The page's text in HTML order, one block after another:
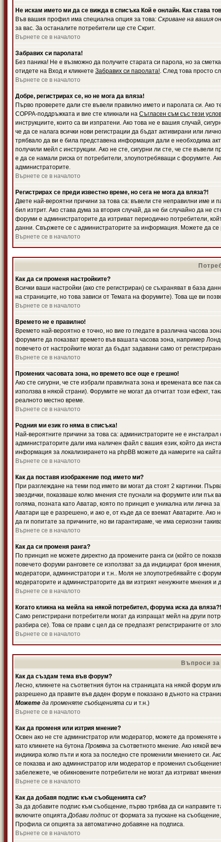
Не искам името ми да се вижда в списъка Кой е онлайн. Как става
Във вашия профил има специална опция за това: Скриване на вашия
за вас. За останалите потребители ще сте Скрит.
Върнете се в началото
Забравих си паролата!
Без паника! Не е възможно да получите старата си парола, но за
отидете на Вход и кликнете Забравих си паролата!. След това просто
Върнете се в началото
Добре, регистрирах се, но не мога да вляза!
Първо проверете дали сте въвели правилно името и паролата си. Ако
COPPA-поддръжката и вие сте кликнали на Съгласен съм със тези
инструкциите, които са ви изпратени. Ако това не е вашия случай,
че да се налага всички нови регистрации да бъдат активирани или
трябвало да ви е била представена информация дали е необходима
получили мейл с инструкции. Ако не сте, сигурни ли сте, че сте
е да се намали риска от потребители, злоупотребяващи с форумите.
администраторите.
Върнете се в началото
Регистрирах се преди известно време, но сега не мога да вляза?!
Двете най-вероятни причини за това са: въвели сте неправилни име и
бил изтрит. Ако става дума за втория случай, да не би случайно да
форуми е администраторите да изтриват периодично потребители,
данни. Свържете се с администраторите за информация. Можете да се
Върнете се в началото
Как да си променя настройките?
Всички ваши настройки (ако сте регистриран) се съхраняват в база
на страниците, но това зависи от Темата на форумите). Това ще ви
Върнете се в началото
Времето не е правилно!
Времето най-вероятно е точно, но вие го гледате в различна часова
форумите да показват времето във вашата часова зона, например
повечето от настройките могат да бъдат задавани само от
Върнете се в началото
Промених часовата зона, но времето все още е грешно!
Ако сте сигурни, че сте избрали правилната зона и времената все
използва в някой страни). Форумите не могат да отчитат този ефект,
реалното местно време.
Върнете се в началото
Родния ми език го няма в списъка!
Най-вероятните причини за това са: администраторите не е
администраторите дали има наличен файл с вашия език, който да
информация за локализирането на phpBB можете да намерите на
Върнете се в началото
Как да поставя изображение под името ми?
При разглеждане на теми под името ви могат да стоят 2 картинки.
звездички, показваше колко мнения сте пуснали на форумите или пък
голяма, позната като Аватар, която по принцип е уникална или лична
Аватари ще е разрешено, и ако е, от къде да се вземат Аватарите.
да ги попитате за причините, но ви гарантираме, че има сериозни
Върнете се в началото
Как да си променя ранга?
По принцип не можете директно да промените ранга си (който се
повечето форуми ранговете се използват за да индицират броя
модератори, администратори и т.н.. Моля не злоупотребявайте с
модераторите и администраторите да ви изтрият ненужните мнения и
Върнете се в началото
Когато кликна на мейла на някой потребител, форума иска да вляза?!
Само регистрирани потребители могат да изпращат мейл на други
разбира се). Това се прави с цел да се предпазят регистрираните от
Върнете се в началото
Въпроси
Как да създам тема във форум?
Лесно, кликнете на съответния бутон на страницата на някой форум
разрешено да правите във даден форум е показано в дъното на
Можете да променяте съобщенията си и т.н.)
Върнете се в началото
Как да променя или изтрия мнение?
Освен ако не сте администратор или модератор, можете да
като кликнете на бутона Промяна за съответното мнение. Ако някой
индикира колко пъти и кога за последно сте променили мнението си.
се показва и ако администратор или модератор е променил
забележете, че обикновените потребители не могат да изтриват
Върнете се в началото
Как да добавя подпис към съобщенията си?
За да добавите подпис към съобщение, първо трябва да си
включите опциятаДобави подпис от формата за пускане на
Профила си опцията за автоматично добавяне на подписа.
Върнете се в началото